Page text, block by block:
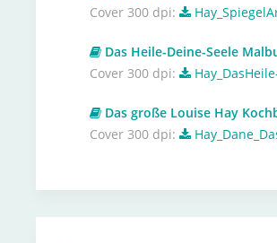
Cover 300 dpi:
Das Heile-Deine-Seele
Cover 300 dpi:
Das große Louise Hay
Cover 300 dpi: